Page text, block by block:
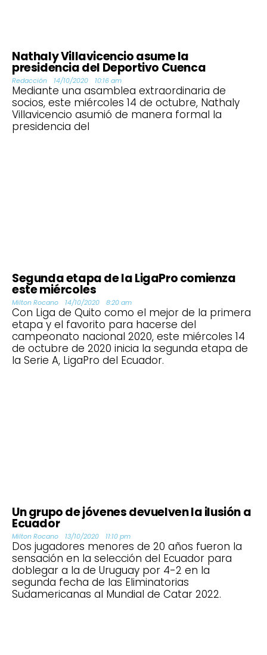
Nathaly Villavicencio asume la
presidencia del Deportivo Cuenca
Redacción 14/10/2020 10:16 am
Mediante una asamblea extraordinaria de
socios, este miércoles 14 de octubre, Nathaly
Villavicencio asumió de manera formal la
presidencia del
Segunda etapa de la LigaPro comienza
este miércoles
Milton Rocano 14/10/2020 8:20 am
Con Liga de Quito como el mejor de la primera
etapa y el favorito para hacerse del
campeonato nacional 2020, este miércoles 14
de octubre de 2020 inicia la segunda etapa de
la Serie A, LigaPro del Ecuador.
Un grupo de jóvenes devuelven la ilusión a
Ecuador
Milton Rocano 13/10/2020 11:10 pm
Dos jugadores menores de 20 años fueron la
sensación en la selección del Ecuador para
doblegar a la de Uruguay por 4-2 en la
segunda fecha de las Eliminatorias
Sudamericanas al Mundial de Catar 2022.